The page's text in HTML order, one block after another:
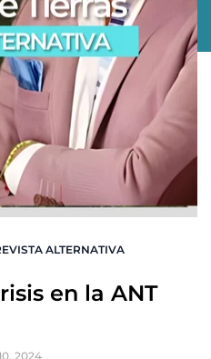
ALTERNATIVA
en la ANT
2024